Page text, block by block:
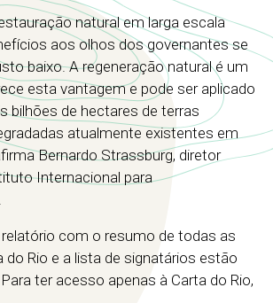
natural em larga escala
aos olhos dos governantes se
baixo. A regeneração natural é um
esta vantagem e pode ser aplicado
bilhões de hectares de terras
atualmente existentes em
Bernardo Strassburg, diretor
Internacional para
com o resumo de todas as
do Rio e a lista de signatários estão
ter acesso apenas à Carta do Rio,